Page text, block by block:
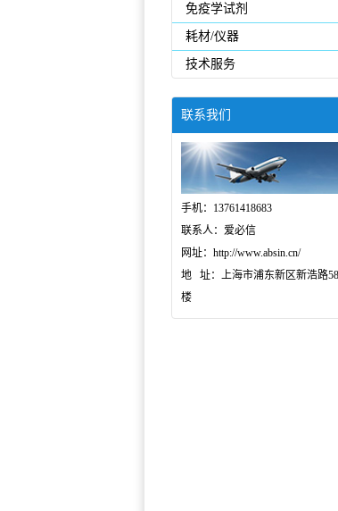
免疫学试剂
耗材/仪器
技术服务
联系我们
手机：13761418683
联系人：爱必信
网址：http://www.absin.cn/
地 址：上海市浦东新区新浩路
楼